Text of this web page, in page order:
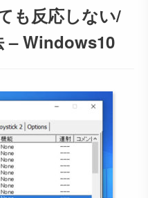
も反応しない/
– Windows10